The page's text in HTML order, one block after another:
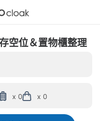
空位＆置物櫃整理
x 0 x 0